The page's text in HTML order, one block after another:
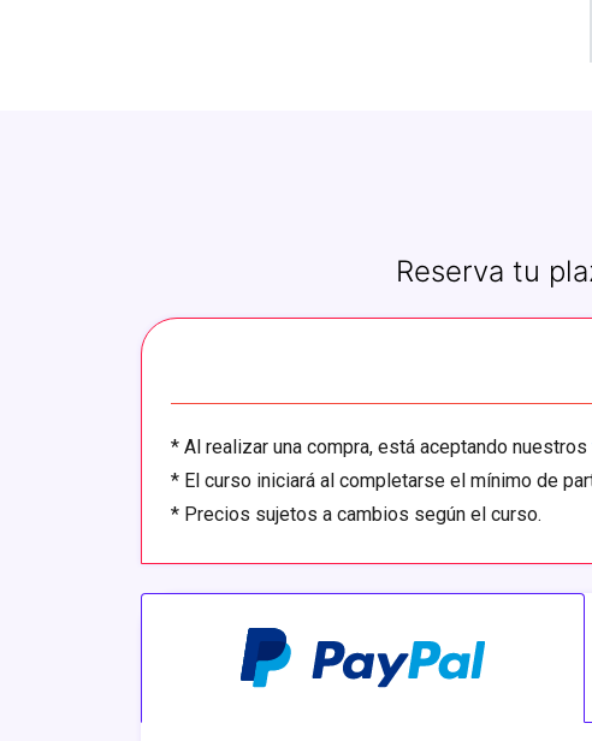
Reserva tu
* Al realizar una compra, está aceptando nuestros
* El curso iniciará al completarse el mínimo de
* Precios sujetos a cambios según el curso.